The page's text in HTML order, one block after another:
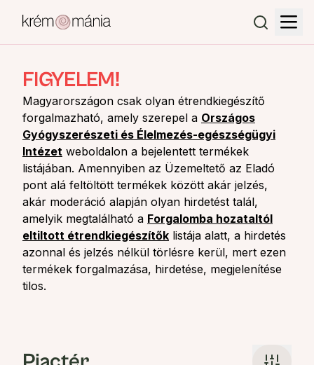
FIGYELEM!
Magyarországon csak olyan étrendkiegészítő
forgalmazható, amely szerepel a Országos
Gyógyszerészeti és Élelmezés-egészségügyi
Intézet weboldalon a bejelentett termékek
listájában. Amennyiben az Üzemeltető az Eladó
pont alá feltöltött termékek között akár jelzés,
akár moderáció alapján olyan hirdetést talál,
amelyik megtalálható a Forgalomba hozataltól
eltiltott étrendkiegészítők listája alatt, a hirdetés
azonnal és jelzés nélkül törlésre kerül, mert ezen
termékek forgalmazása, hirdetése, megjelenítése
tilos.